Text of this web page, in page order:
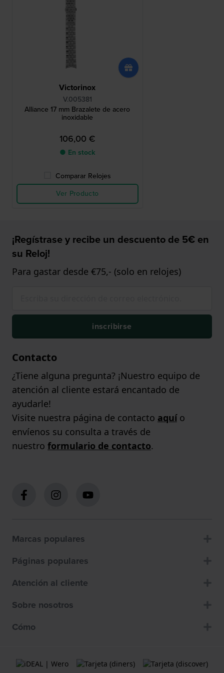
Victorinox
V.005381
Alliance 17 mm Brazalete de acero
inoxidable
106,00 €
● En stock
Comparar Relojes
Ver Producto
¡Regístrase y recibe un descuento de 5€ en
su Reloj!
Para gastar desde €75,- (solo en relojes)
inscribirse
Contacto
¿Tiene alguna pregunta? ¡Nuestro equipo de
atención al cliente estará encantado de
ayudarle!
Visite nuestra página de contacto aquío
envíenos su consulta a través de
nuestro formulario de contacto.
Marcas populares
Páginas populares
Atención al cliente
Sobre nosotros
Cómo